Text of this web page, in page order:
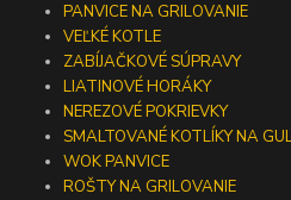
PANVICE NA GRILOVANIE
VEĽKÉ KOTLE
ZABÍJAČKOVÉ SÚPRAVY
LIATINOVÉ HORÁKY
NEREZOVÉ POKRIEVKY
SMALTOVANÉ KOTLÍKY NA
WOK PANVICE
ROŠTY NA GRILOVANIE